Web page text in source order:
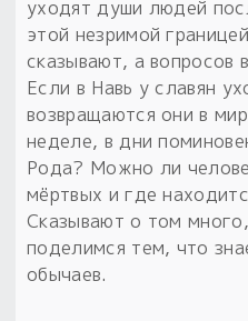
толковники со
Узнать
Пыльный сундучок
большое обновление
Товары со скидкой
уходят души людей
этой незримой
сказывают, а вопросов
Если в Навь у славян
возвращаются они в
неделе, в дни
Рода? Можно ли
мёртвых и где
Сказывают о том
поделимся тем, что
обычаев.